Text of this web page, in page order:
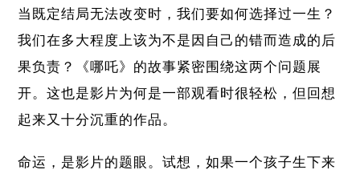
当既定结局无法改变时，我们要如何选择过一生？
我们在多大程度上该为不是因自己的错而造成的后
果负责？《哪吒》的故事紧密围绕这两个问题展
开。这也是影片为何是一部观看时很轻松，但回想
起来又十分沉重的作品。
命运，是影片的题眼。试想，如果一个孩子生下来